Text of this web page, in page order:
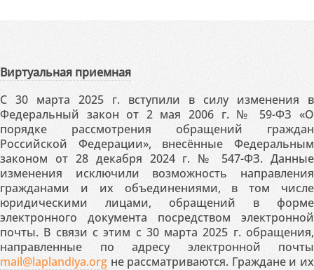
Виртуальная приемная
С 30 марта 2025 г. вступили в силу изменения в
Федеральный закон от 2 мая 2006 г. № 59-ФЗ «О
порядке рассмотрения обращений граждан
Российской Федерации», внесённые Федеральным
законом от 28 декабря 2024 г. № 547-ФЗ. Данные
изменения исключили возможность направления
гражданами и их объединениями, в том числе
юридическими лицами, обращений в форме
электронного документа посредством электронной
почты. В связи с этим с 30 марта 2025 г. обращения,
направленные по адресу электронной почты
mail@laplandiya.org не рассматриваются. Граждане и их